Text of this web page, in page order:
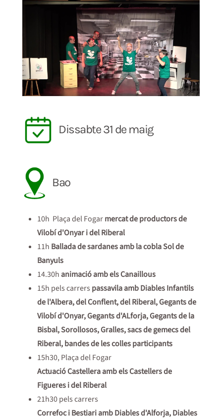
Dissabte 31 de maig
Bao
10h Plaça del Fogarmercat de productors de
Vilobí d'Onyar i del Riberal
11h Ballada de sardanes amb la cobla Sol de
Banyuls
14.30hanimació amb els Canaillous
15h pels carrers passavila amb Diables Infantils
de l'Albera, del Conflent, del Riberal, Gegants de
Vilobí d'Onyar, Gegants d'ALforja, Gegants de la
Bisbal, Sorollosos, Gralles, sacs de gemecs del
Riberal, bandes de les colles participants
15h30, Plaça del Fogar
Actuació Castellera amb els Castellers de
Figueres i del Riberal
21h30 pels carrers
Correfoc i Bestiari amb Diables d'Alforja, Diables